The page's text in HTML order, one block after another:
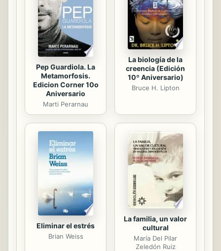
una maternidad cotidiana, en la que
me descubro como una superheroína
de carne y hueso con una...
Pep Guardiola. La
Metamorfosis.
Edicion Corner 10o
Aniversario
Marti Perarnau
La biología de la
creencia (Edición
10º Aniversario)
Bruce H. Lipton
Eliminar el estrés
Brian Weiss
La familia, un valor
cultural
María Del Pilar
Zeledón Ruiz